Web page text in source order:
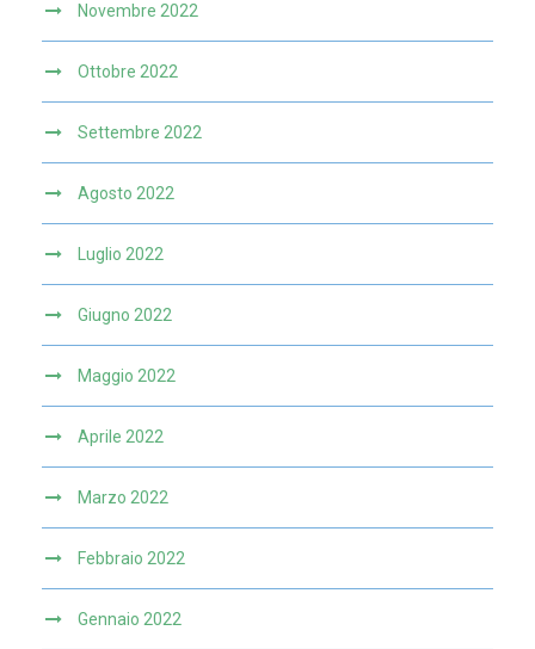
Novembre 2022
Ottobre 2022
Settembre 2022
Agosto 2022
Luglio 2022
Giugno 2022
Maggio 2022
Aprile 2022
Marzo 2022
Febbraio 2022
Gennaio 2022